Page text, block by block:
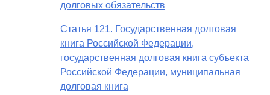
долговых обязательств
Статья 121. Государственная долговая
книга Российской Федерации,
государственная долговая книга субъекта
Российской Федерации, муниципальная
долговая книга